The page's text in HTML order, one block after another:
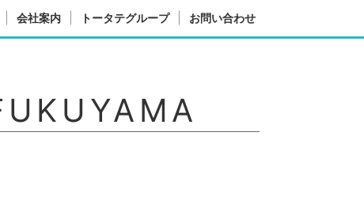
会社案内 トータテグループ お問い合わせ